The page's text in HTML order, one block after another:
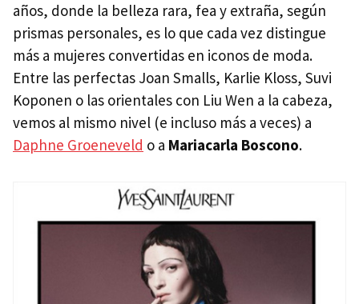
años, donde la belleza rara, fea y extraña, según
prismas personales, es lo que cada vez distingue
más a mujeres convertidas en iconos de moda.
Entre las perfectas Joan Smalls, Karlie Kloss, Suvi
Koponen o las orientales con Liu Wen a la cabeza,
vemos al mismo nivel (e incluso más a veces) a
Daphne Groeneveld o a Mariacarla Boscono.